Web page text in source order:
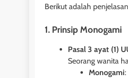
Berikut adalah
1. Prinsip Monogami
Pasal 3 ayat (1)
Seorang wanita
Monogami